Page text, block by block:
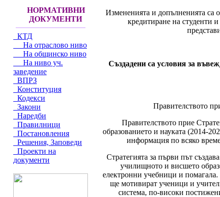
НОРМАТИВНИ
ДОКУМЕНТИ
КТД
На отраслово ниво
На общинско ниво
На ниво уч.
заведение
ВПРЗ
Конституция
Кодекси
Закони
Наредби
Правилници
Постановления
Решения, Заповеди
Проекти на
документи
Измененията и допълненията са
кредитиране на студенти
Създадени са условия за
Правителството
Правителството прие
образованието и науката (2014-
информация по всяко
Стратегията за първи път
училищното и висшето
електронни учебници и
ще мотивират ученици и
система, по-високи